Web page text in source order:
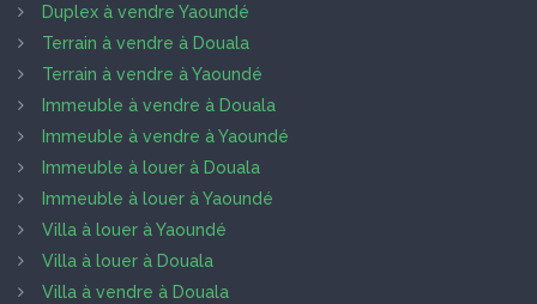
Duplex à vendre Yaoundé
Terrain à vendre à Douala
Terrain à vendre à Yaoundé
Immeuble à vendre à Douala
Immeuble à vendre à Yaoundé
Immeuble à louer à Douala
Immeuble à louer à Yaoundé
Villa à louer à Yaoundé
Villa à louer à Douala
Villa à vendre à Douala